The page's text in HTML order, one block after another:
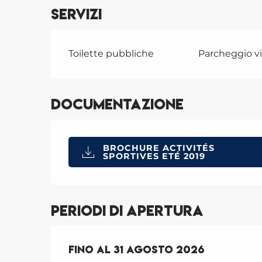
Servizi
Toilette pubbliche Parcheggio
Documentazione
BROCHURE ACTIVITÉS
SPORTIVES ETÉ 2019
Periodi di apertura
Dal30 giugno 2026al31 agosto
Fino al 31 agosto 2026